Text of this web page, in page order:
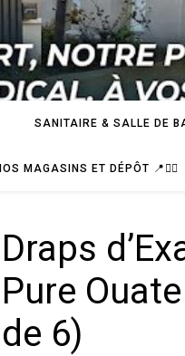
SANITAIRE & SALLE DE
MAGASINS ET DÉPÔT 📍🧑‍⚕️
Draps
Pure
de 6)